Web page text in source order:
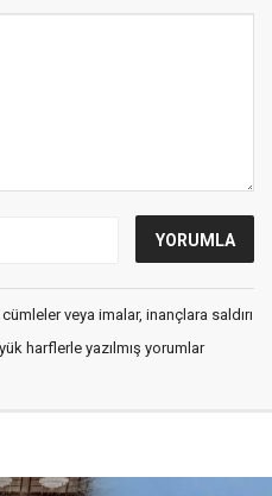
veya imalar, inançlara saldırı
harflerle yazılmış yorumlar